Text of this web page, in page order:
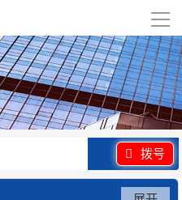
导
航
拨号